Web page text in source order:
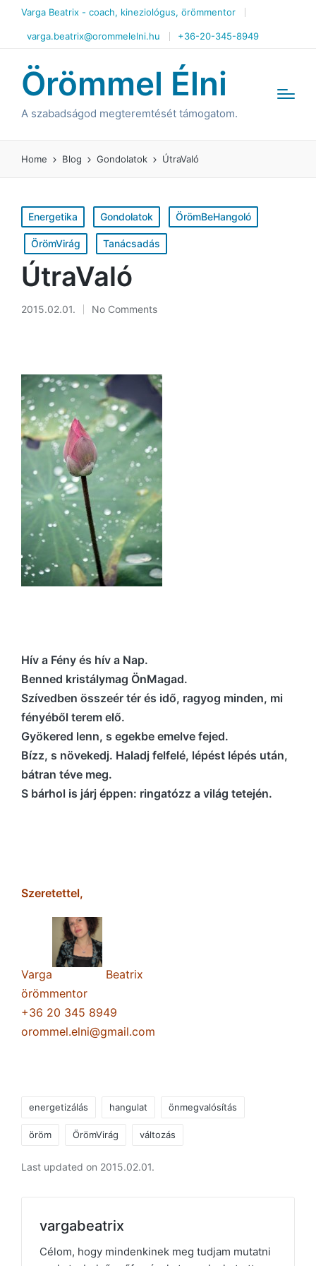
Varga Beatrix - coach, kineziológus, örömmentor
varga.beatrix@orommelelni.hu +36-20-345-8949
Örömmel Élni
A szabadságod megteremtését támogatom.
Home Blog Gondolatok ÚtraValó
Posted
in
Energetika Gondolatok ÖrömBeHangoló
ÖrömVirág Tanácsadás
ÚtraValó
2015.02.01. No Comments
Hív a Fény és hív a Nap.
Benned kristálymag ÖnMagad.
Szívedben összeér tér és idő, ragyog minden, mi
fényéből terem elő.
Gyökered lenn, s egekbe emelve fejed.
Bízz, s növekedj. Haladj felfelé, lépést lépés után,
bátran téve meg.
S bárhol is járj éppen: ringatózz a világ tetején.
Szeretettel,
Varga
Beatrix
örömmentor
+36 20 345 8949
orommel.elni@gmail.com
energetizálás hangulat önmegvalósítás
öröm ÖrömVirág változás
Last updated on 2015.02.01.
vargabeatrix
Célom, hogy mindenkinek meg tudjam mutatni